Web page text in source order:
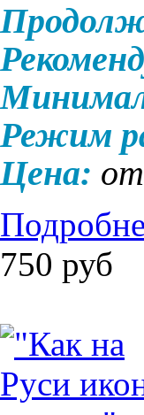
Режим
Цена: от
750 руб